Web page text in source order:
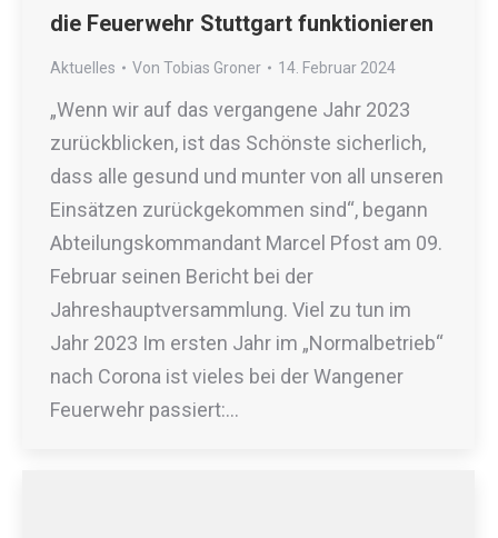
die Feuerwehr Stuttgart funktionieren
Aktuelles Von Tobias Groner 14. Februar 2024
„Wenn wir auf das vergangene Jahr 2023
zurückblicken, ist das Schönste sicherlich,
dass alle gesund und munter von all unseren
Einsätzen zurückgekommen sind“, begann
Abteilungskommandant Marcel Pfost am 09.
Februar seinen Bericht bei der
Jahreshauptversammlung. Viel zu tun im
Jahr 2023 Im ersten Jahr im „Normalbetrieb“
nach Corona ist vieles bei der Wangener
Feuerwehr passiert:…